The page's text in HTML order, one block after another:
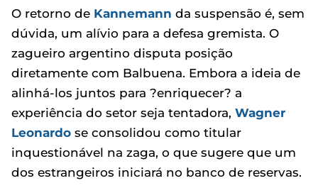
O retorno de Kannemann da suspensão é, sem
dúvida, um alívio para a defesa gremista. O
zagueiro argentino disputa posição
diretamente com Balbuena. Embora a ideia de
alinhá-los juntos para ?enriquecer? a
experiência do setor seja tentadora, Wagner
Leonardo se consolidou como titular
inquestionável na zaga, o que sugere que um
dos estrangeiros iniciará no banco de reservas.